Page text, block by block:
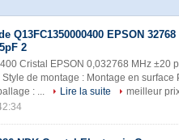
Q13FC1350000400 EPSON
2
Cristal EPSON 0,032768 MHz ±20
de montage : Montage en
: ...
Lire la suite
meilleur